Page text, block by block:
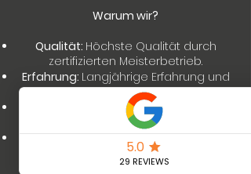
Warum wir?
Qualität: Höchste Qualität durch
zertifizierten Meisterbetrieb.
Erfahrung: Langjährige Erfahrung und
Fachkompetenz.
Kundenzufriedenheit:Ihr Vertrauen
und Ihre Zufriedenheit sind unser Ziel.
Umweltfreundlich:Einsatz
umweltfreundlicher und
energieeffizienter Lösungen.